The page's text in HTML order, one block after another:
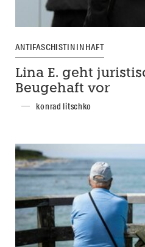
ANTIFASCHISTIN IN HAFT
Lina E. geht
Beugehaft vor
konrad litschko